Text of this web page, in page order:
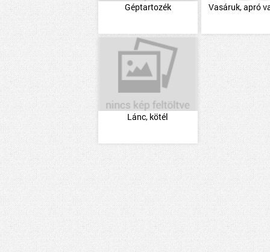
Géptartozék Vasáruk, apró
Lánc, kötél